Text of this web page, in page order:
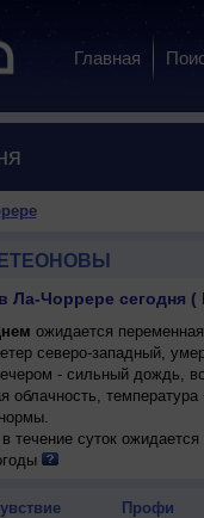
Главная
Ла-Чоррере сегодня (
ожидается
северо-западный,
- сильный дождь,
облачность,
течение суток
ветер северо-
Профи